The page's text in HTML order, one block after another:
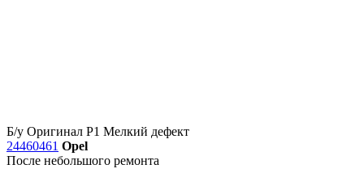
Б/у Оригинал Р1 Мелкий дефект
24460461 Opel
После небольшого ремонта